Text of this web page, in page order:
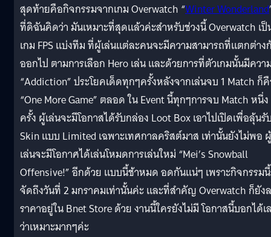
สุดท้ายคือกิจกรรมจากเกม Overwatch “Winter Wonderland
ที่ดิฉันคิดว่า มันเหมาะที่สุดแล้วค่ะสำหรับช่วงนี้ Overwatch เป็
เกม FPS แบ่งทีม ที่ผู้เล่นแต่ละคนจะมีความสามารถที่แตกต่าง
ออกไป ตามการเลือก Hero เล่น และด้วยการที่ตัวเกมนั้นมีควา
“Addiction” ประโยคเด็ดทุกๆครั้งหลังจากเล่นจบ 1 Match ก็
“One More Game” ตลอด ใน Event นี้ทุกๆการจบ Match หนึ่ง
ครั้ง ผู้เล่นจะมีโอกาสได้รับกล่อง Loot Box เอาไปเปิดเพื่อลุ้นรั
Skin แบบ Limited เฉพาะเทศกาลคริสต์มาส เท่านั้นยังไม่พอ ผู้
เล่นจะมีโอกาศได้เล่นโหมดการเล่นใหม่ “Mei’s Snowball
Offensive!” อีกด้วย แบบนี้ช้าหมด อดกันแน่ๆ เพราะกิจกรรม
จัดถึงวันที่ 2 มกราคมเท่านั้นค่ะ และที่สำคัญ Overwatch ก็ยัง
ราคาอยู่ใน Bnet Store ด้วย งานนี้ใครยังไม่มี โอกาสนี้บอกได้เ
ว่าเหมาะมากๆค่ะ